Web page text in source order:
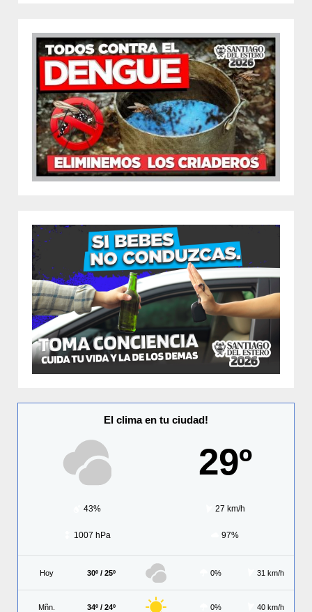
El clima en tu ciudad!
29º
43% 27 km/h
1007 hPa 97%
Hoy 30º / 25º 0% 31 km/h
Mñn. 34º / 24º 0% 40 km/h